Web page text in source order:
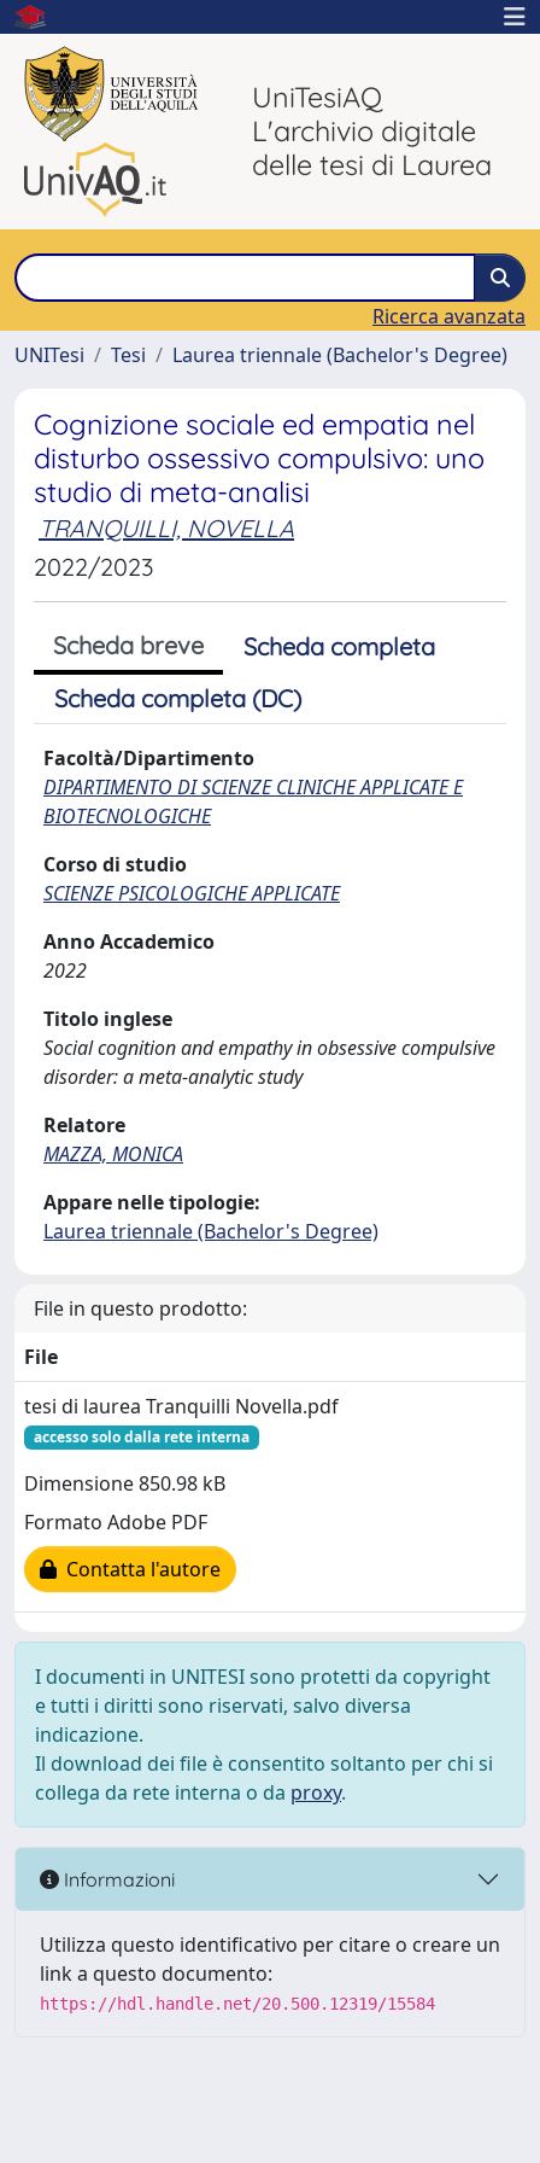
UniTesiAQ
L'archivio digitale
delle tesi di Laurea
Ricerca avanzata
UNITesi
Tesi Laurea triennale (Bachelor's Degree)
Cognizione sociale ed empatia nel
disturbo ossessivo compulsivo: uno
studio di meta-analisi
TRANQUILLI, NOVELLA
2022/2023
Scheda breve
Scheda completa
Scheda completa (DC)
Facoltà/Dipartimento
DIPARTIMENTO DI SCIENZE CLINICHE APPLICATE E
BIOTECNOLOGICHE
Corso di studio
SCIENZE PSICOLOGICHE APPLICATE
Anno Accademico
2022
Titolo inglese
Social cognition and empathy in obsessive compulsive
disorder: a meta-analytic study
Relatore
MAZZA, MONICA
Appare nelle tipologie:
Laurea triennale (Bachelor's Degree)
File in questo prodotto:
File
tesi di laurea Tranquilli Novella.pdf
accesso solo dalla rete interna
Dimensione 850.98 kB
Formato Adobe PDF
Contatta l'autore
I documenti in UNITESI sono protetti da copyright
e tutti i diritti sono riservati, salvo diversa
indicazione.
Il download dei file è consentito soltanto per chi si
collega da rete interna o da proxy.
Informazioni
Utilizza questo identificativo per citare o creare un
link a questo documento:
https://hdl.handle.net/20.500.12319/15584